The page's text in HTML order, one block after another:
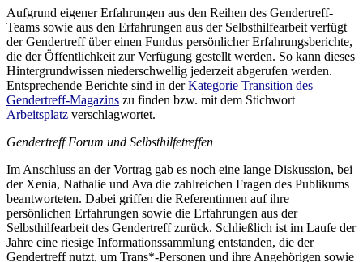
Aufgrund eigener Erfahrungen aus den Reihen des Gendertreff-
Teams sowie aus den Erfahrungen aus der Selbsthilfearbeit verfügt
der Gendertreff über einen Fundus persönlicher Erfahrungsberichte,
die der Öffentlichkeit zur Verfügung gestellt werden. So kann dieses
Hintergrundwissen niederschwellig jederzeit abgerufen werden.
Entsprechende Berichte sind in derKategorie Transition des
Gendertreff-Magazins zu finden bzw. mit dem Stichwort
Arbeitsplatz verschlagwortet.
Gendertreff Forum und Selbsthilfetreffen
Im Anschluss an der Vortrag gab es noch eine lange Diskussion, bei
der Xenia, Nathalie und Ava die zahlreichen Fragen des Publikums
beantworteten. Dabei griffen die Referentinnen auf ihre
persönlichen Erfahrungen sowie die Erfahrungen aus der
Selbsthilfearbeit des Gendertreff zurück. Schließlich ist im Laufe der
Jahre eine riesige Informationssammlung entstanden, die der
Gendertreff nutzt, um Trans*-Personen und ihre Angehörigen sowie